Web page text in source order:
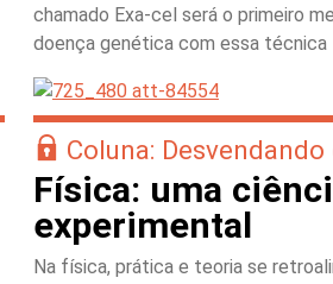
chamado Exa-cel será o primeiro
doença genética com essa técnica
Coluna:
Física: uma
experimental
Na física, prática e teoria se